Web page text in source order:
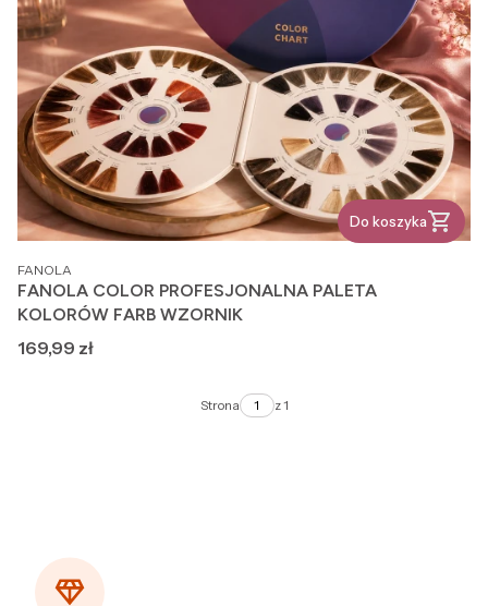
Do koszyka
PRODUCENT
FANOLA
FANOLA COLOR PROFESJONALNA PALETA
KOLORÓW FARB WZORNIK
Cena
169,99 zł
Strona z 1